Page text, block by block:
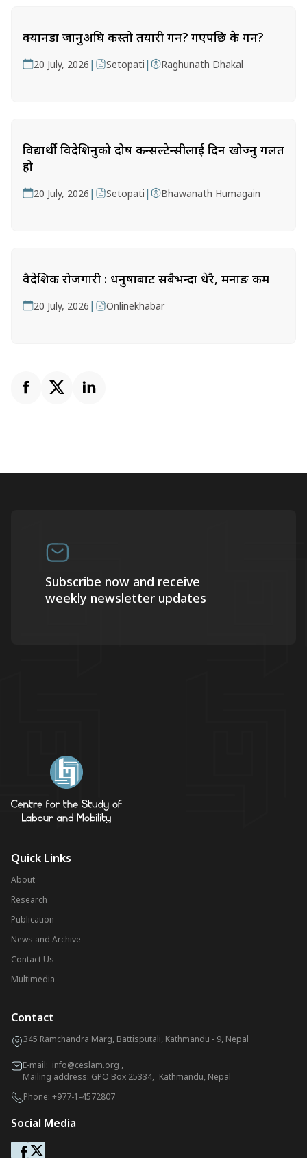
क्यानडा जानुअघि कस्तो तयारी गर्ने? गएपछि के गर्ने?
20 July, 2026 | Setopati | Raghunath Dhakal
विद्यार्थी विदेशिनुको दोष कन्सल्टेन्सीलाई दिन खोज्नु गलत
हो
20 July, 2026 | Setopati | Bhawanath Humagain
वैदेशिक रोजगारी : धनुषाबाट सबैभन्दा धेरै, मनाङ कम
20 July, 2026 | Onlinekhabar
Subscribe now and receive
weekly newsletter updates
Quick Links
About
Research
Publication
News and Archive
Contact Us
Multimedia
Contact
345 Ramchandra Marg, Battisputali, Kathmandu - 9, Nepal
E-mail: info@ceslam.org ,
Mailing address: GPO Box 25334, Kathmandu, Nepal
Phone: +977-1-4572807
Social Media